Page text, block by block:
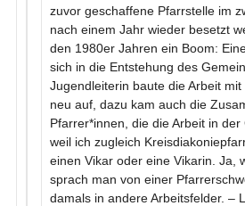
zuvor geschaffene Pfarrstelle im
nach einem Jahr wieder besetzt
den 1980er Jahren ein Boom:
sich in die Entstehung des
Jugendleiterin baute die Arbeit
neu auf, dazu kam auch die
Pfarrer*innen, die die Arbeit in der
weil ich zugleich
einen Vikar oder eine Vikarin. Ja,
sprach man von einer
damals in andere Arbeitsfelder. –